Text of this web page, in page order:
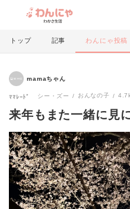
トップ 記事 わんにゃ投稿
mamaちゃん
ﾏﾏﾚｰﾄﾞ シー・ズー おんなの子
来年もまた一緒に見